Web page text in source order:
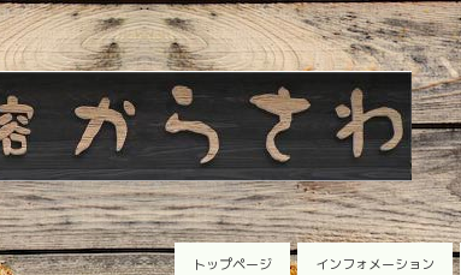
トップページ インフォメーション